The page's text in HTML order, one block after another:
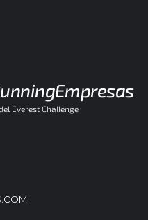
Everest Challenge